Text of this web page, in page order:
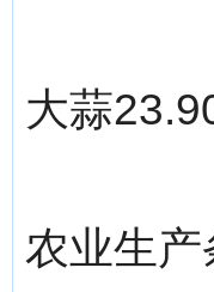
大蒜
农业生